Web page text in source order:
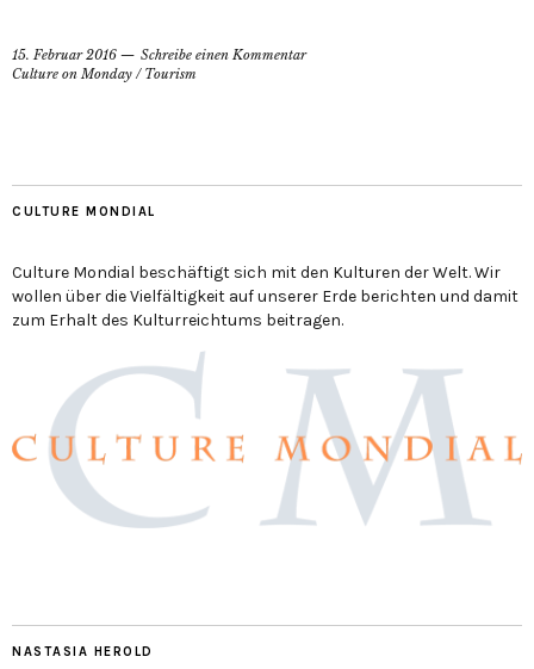
15. Februar 2016
Schreibe einen Kommentar
Culture on Monday / Tourism
CULTURE MONDIAL
Culture Mondial beschäftigt sich mit den Kulturen der Welt. Wir
wollen über die Vielfältigkeit auf unserer Erde berichten und damit
zum Erhalt des Kulturreichtums beitragen.
NASTASIA HEROLD